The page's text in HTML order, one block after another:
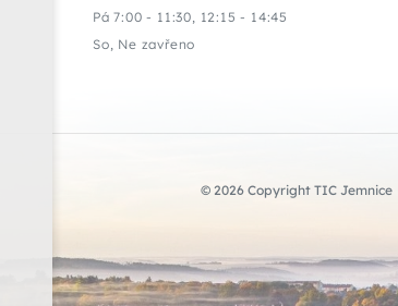
Pá 7:00 - 11:30, 12:15 - 14:45
So, Ne zavřeno
© 2026 Copyright TIC Jemnice